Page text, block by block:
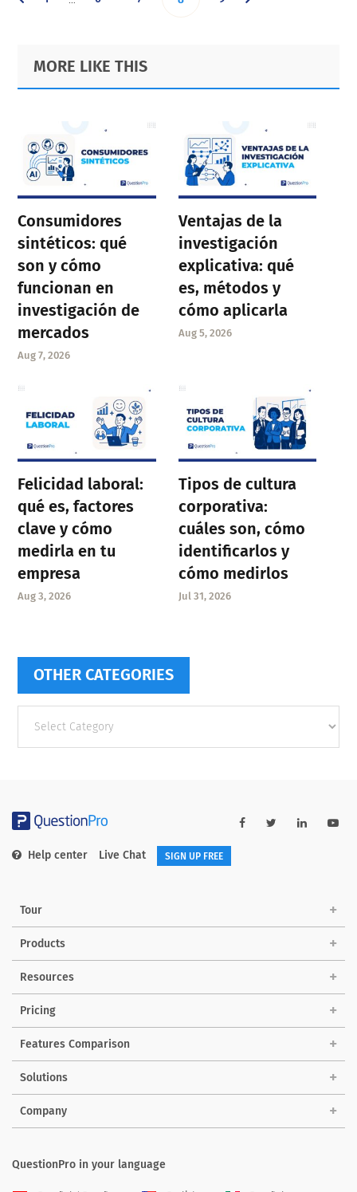
page
pages
page page
Primary
Sidebar
Footer
MORE LIKE THIS
Consumidores
sintéticos: qué
son y cómo
funcionan en
investigación de
mercados
Aug 7, 2026
Ventajas de la
investigación
explicativa: qué
es, métodos y
cómo aplicarla
Aug 5, 2026
Felicidad laboral:
qué es, factores
clave y cómo
medirla en tu
empresa
Aug 3, 2026
Tipos de cultura
corporativa:
cuáles son, cómo
identificarlos y
cómo medirlos
Jul 31, 2026
OTHER CATEGORIES
categories
Help center Live Chat SIGN UP FREE
Tour
Products
Resources
Pricing
Features Comparison
Solutions
Company
QuestionPro in your language